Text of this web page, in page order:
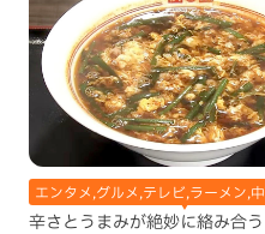
エンタメ,グルメ,テレビ,ラーメン,
辛さとうまみが絶妙に絡み合